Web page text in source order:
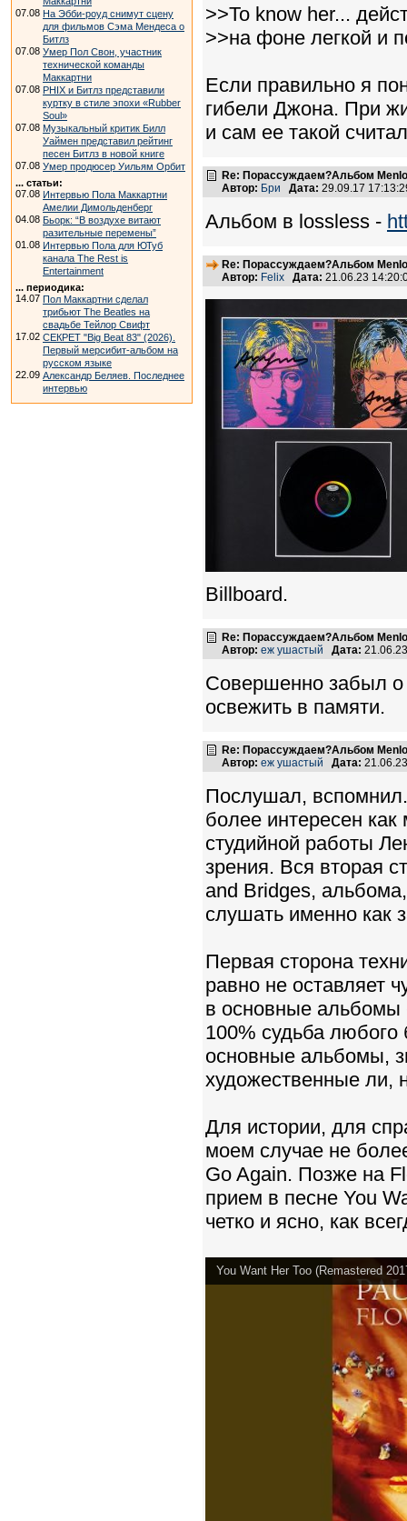
07.08 На Эбби-роуд снимут сцену
для фильмов Сэма Мендеса о
Битлз
07.08 Умер Пол Свон, участник
технической команды
Маккартни
07.08 PHIX и Битлз представили
куртку в стиле эпохи «Rubber
Soul»
07.08 Музыкальный критик Билл
Уаймен представил рейтинг
песен Битлз в новой книге
07.08 Умер продюсер Уильям Орбит
... статьи:
07.08 Интервью Пола Маккартни
Амелии Димольденберг
04.08 Бьорк: “В воздухе витают
разительные перемены”
01.08 Интервью Пола для ЮТуб
канала The Rest is
Entertainment
... периодика:
14.07 Пол Маккартни сделал
трибьют The Beatles на
свадьбе Тейлор Свифт
17.02 СЕКРЕТ "Big Beat 83" (2026).
Первый мерсибит-альбом на
русском языке
22.09 Александр Беляев. Последнее
интервью
>>To know her...
>>на фоне легкой и
Если правильно я
гибели Джона. При
и сам ее такой
Re: Порассуждаем?Альбом
Автор: Бри Дата: 29.09.17
Альбом в lossless -
Re: Порассуждаем?Альбом
Автор: Felix Дата: 21.06.23
Billboard.
Re: Порассуждаем?Альбом
Автор: еж ушастый Дата:
Совершенно забыл о
освежить в памяти.
Re: Порассуждаем?Альбом
Автор: еж ушастый Дата:
Послушал,
более интересен
студийной работы
зрения. Вся вторая
and Bridges,
слушать именно как
Первая сторона
равно не оставляет
в основные альбомы
100% судьба
основные альбомы,
художественные ли,
Для истории, для
моем случае не
Go Again. Позже на
прием в песне You
четко и ясно, как
You Want Her Too (Remastered